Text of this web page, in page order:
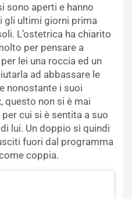
sono aperti e hanno
gli ultimi giorni prima
L’ostetrica ha chiarito
per pensare a
lei una roccia ed un
ad abbassare le
nonostante i suoi
questo non si è mai
cui si è sentita a suo
lui. Un doppio sì quindi
fuori dal programma
coppia.